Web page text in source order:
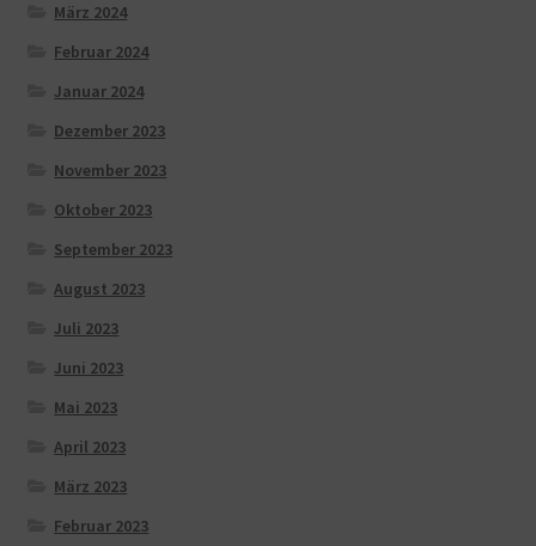
März 2024
Februar 2024
Januar 2024
Dezember 2023
November 2023
Oktober 2023
September 2023
August 2023
Juli 2023
Juni 2023
Mai 2023
April 2023
März 2023
Februar 2023